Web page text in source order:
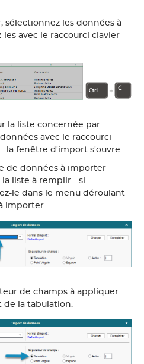
sélectionnez les données à
avec le raccourci clavier
la liste concernée par
avec le raccourci
: la fenêtre d'import s'ouvre.
de données à importer
liste à remplir - si
le dans le menu déroulant
importer.
de champs à appliquer :
de la tabulation.